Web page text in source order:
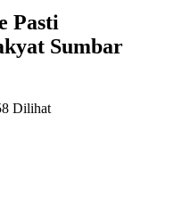
Pasti
Sumbar
Dilihat